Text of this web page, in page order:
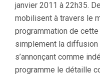
janvier 2011 à 22h35.
mobilisent à travers le
programmation de cette
simplement la diffusion
s’annonçant comme
programme le détaille